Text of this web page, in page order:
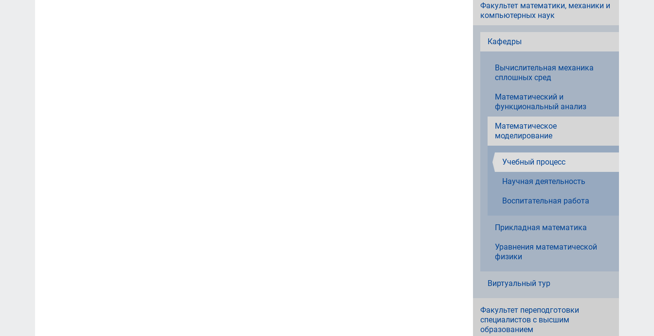
Факультет математики, механики и
компьютерных наук
Кафедры
Вычислительная механика
сплошных сред
Математический и
функциональный анализ
Математическое
моделирование
Учебный процесс
Научная деятельность
Воспитательная работа
Прикладная математика
Уравнения математической
физики
Виртуальный тур
Факультет переподготовки
специалистов с высшим
образованием